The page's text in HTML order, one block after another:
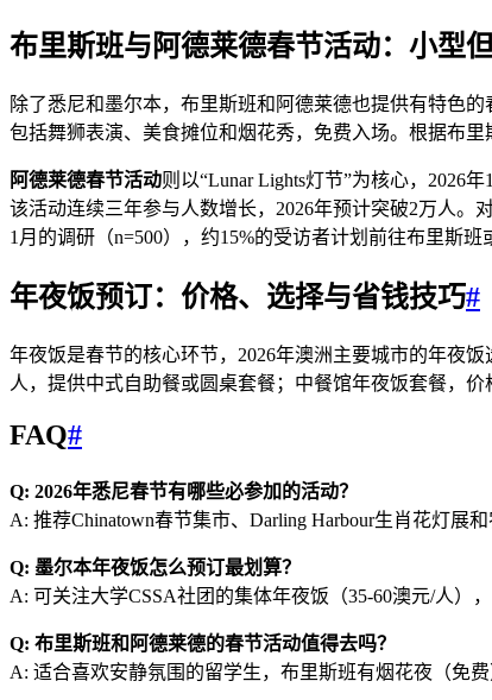
布里斯班与阿德莱德春节活动：小型
除了悉尼和墨尔本，布里斯班和阿德莱德也提供有特色的
包括舞狮表演、美食摊位和烟花秀，免费入场。根据布
阿德莱德春节活动则以“Lunar Lights灯节”为核心，2026
该活动连续三年参与人数增长，2026年预计突破2万人
1月的调研（n=500），约15%的受访者计划前往布里斯
年夜饭预订：价格、选择与省钱技巧#
年夜饭是春节的核心环节，2026年澳洲主要城市的年夜饭
人，提供中式自助餐或圆桌套餐；中餐馆年夜饭套餐，
FAQ#
Q: 2026年悉尼春节有哪些必参加的活动？
A: 推荐Chinatown春节集市、Darling Harbour生肖花灯展
Q: 墨尔本年夜饭怎么预订最划算？
A: 可关注大学CSSA社团的集体年夜饭（35-60澳元/人）
Q: 布里斯班和阿德莱德的春节活动值得去吗？
A: 适合喜欢安静氛围的留学生，布里斯班有烟花夜（免